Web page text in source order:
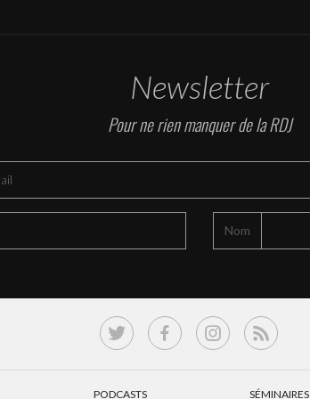
Newsletter
Pour ne rien manquer de la RDJ
Nom
PODCASTS SÉMINAIRES